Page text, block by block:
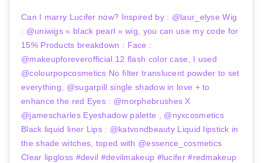
Can I marry Lucifer now? Inspired by : @laur_elyse Wig
: @uniwigs « black pearl » wig, you can use my code for
15% Products breakdown : Face :
@makeupforeverofficial 12 flash color case, I used
@colourpopcosmetics No filter translucent powder to set
everything, @sugarpill single shadow in love + to
enhance the red Eyes : @morphebrushes X
@jamescharles Eyeshadow palette , @nyxcosmetics
Black liquid liner Lips : @katvondbeauty Liquid lipstick in
the shade witches, toped with @essence_cosmetics
Clear lipgloss #devil #devilmakeup #lucifer #redmakeup